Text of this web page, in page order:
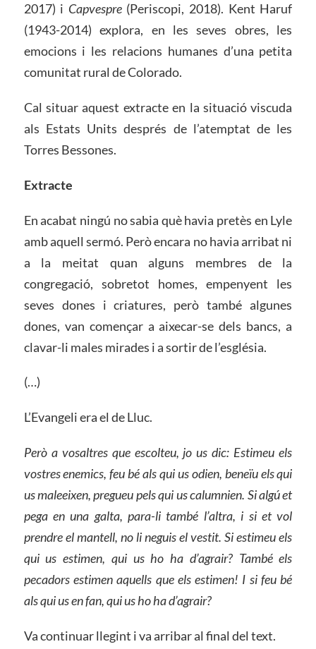
2017) i Capvespre(Periscopi, 2018). Kent Haruf
(1943-2014) explora, en les seves obres, les
emocions i les relacions humanes d’una petita
comunitat rural de Colorado.
Cal situar aquest extracte en la situació viscuda
als Estats Units després de l’atemptat de les
Torres Bessones.
Extracte
En acabat ningú no sabia què havia pretès en Lyle
amb aquell sermó. Però encara no havia arribat ni
a la meitat quan alguns membres de la
congregació, sobretot homes, empenyent les
seves dones i criatures, però també algunes
dones, van començar a aixecar-se dels bancs, a
clavar-li males mirades i a sortir de l’església.
(…)
L’Evangeli era el de Lluc.
Però a vosaltres que escolteu, jo us dic: Estimeu els
vostres enemics, feu bé als qui us odien, beneïu els qui
us maleeixen, pregueu pels qui us calumnien. Si algú et
pega en una galta, para-li també l’altra, i si et vol
prendre el mantell, no li neguis el vestit. Si estimeu els
qui us estimen, qui us ho ha d’agrair? També els
pecadors estimen aquells que els estimen! I si feu bé
als qui us en fan, qui us ho ha d’agrair?
Va continuar llegint i va arribar al final del text.